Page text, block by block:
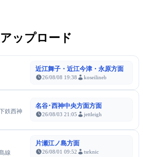
ップロード
近江舞子・近江今津・永原方面
26/08/08 19:38 koseilineb
鉄西神
名谷･西神中央方面方面
26/08/03 21:05 jettleigh
線
片瀬江ノ島方面
26/08/01 09:52 tsrknic